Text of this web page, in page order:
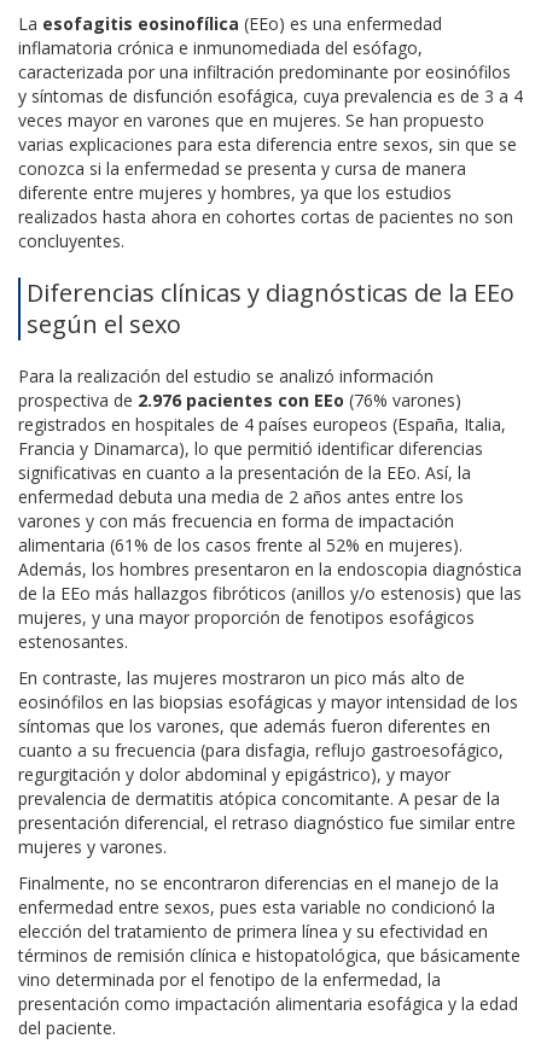
La esofagitis eosinofílica (EEo) es una enfermedad
inflamatoria crónica e inmunomediada del esófago,
caracterizada por una infiltración predominante por eosinófilos
y síntomas de disfunción esofágica, cuya prevalencia es de 3 a 4
veces mayor en varones que en mujeres. Se han propuesto
varias explicaciones para esta diferencia entre sexos, sin que se
conozca si la enfermedad se presenta y cursa de manera
diferente entre mujeres y hombres, ya que los estudios
realizados hasta ahora en cohortes cortas de pacientes no son
concluyentes.
Diferencias clínicas y diagnósticas de la EEo
según el sexo
Para la realización del estudio se analizó información
prospectiva de 2.976 pacientes con EEo (76% varones)
registrados en hospitales de 4 países europeos (España, Italia,
Francia y Dinamarca), lo que permitió identificar diferencias
significativas en cuanto a la presentación de la EEo. Así, la
enfermedad debuta una media de 2 años antes entre los
varones y con más frecuencia en forma de impactación
alimentaria (61% de los casos frente al 52% en mujeres).
Además, los hombres presentaron en la endoscopia diagnóstica
de la EEo más hallazgos fibróticos (anillos y/o estenosis) que las
mujeres, y una mayor proporción de fenotipos esofágicos
estenosantes.
En contraste, las mujeres mostraron un pico más alto de
eosinófilos en las biopsias esofágicas y mayor intensidad de los
síntomas que los varones, que además fueron diferentes en
cuanto a su frecuencia (para disfagia, reflujo gastroesofágico,
regurgitación y dolor abdominal y epigástrico), y mayor
prevalencia de dermatitis atópica concomitante. A pesar de la
presentación diferencial, el retraso diagnóstico fue similar entre
mujeres y varones.
Finalmente, no se encontraron diferencias en el manejo de la
enfermedad entre sexos, pues esta variable no condicionó la
elección del tratamiento de primera línea y su efectividad en
términos de remisión clínica e histopatológica, que básicamente
vino determinada por el fenotipo de la enfermedad, la
presentación como impactación alimentaria esofágica y la edad
del paciente.